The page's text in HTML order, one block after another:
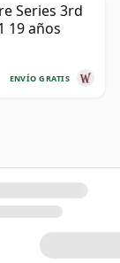
Series 3rd
19 años
ENVÍO GRATIS